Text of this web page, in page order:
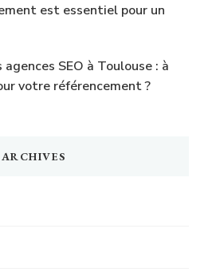
est essentiel pour un
SEO à Toulouse : à
votre référencement ?
ARCHIVES